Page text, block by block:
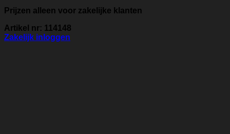
Prijzen alleen voor zakelijke klanten
Artikel nr: 114148
Zakelijk inloggen